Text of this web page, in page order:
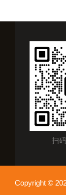
扫
Copyright ©